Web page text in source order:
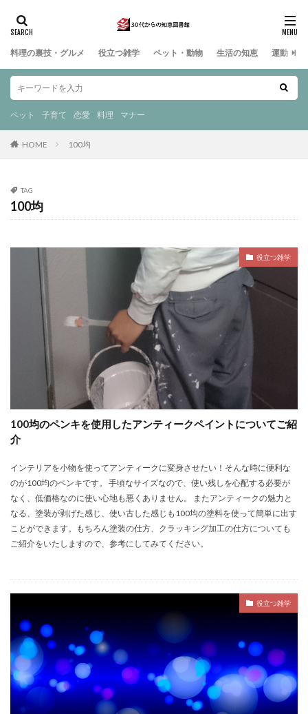
料理の裏技・グルメ 役立つ雑学 ペット・動物 生活の知恵 運動・ス
ペット 子育て 恋愛 料理 マナー
HOME 100均
TAG
100均
役立つ雑学
100均のペンキを使用したアンティークペイントについてご紹
介
インテリアを小物を使ってアンティークに変身させたい！そんな時に便利な
のが100均のペンキです。 手頃なサイズなので、使い残しを心配する必要が
なく、低価格なのに使い心地も悪くありません。 またアンティークの魅力と
なる、塗装が剥げた感じ、使い古した感じも100均の塗料を使って簡単に出す
ことができます。もちろん塗装の仕方、クラッキング加工の仕方についても
ご紹介をいたしますので、参考にしてみてください。
役立つ雑学